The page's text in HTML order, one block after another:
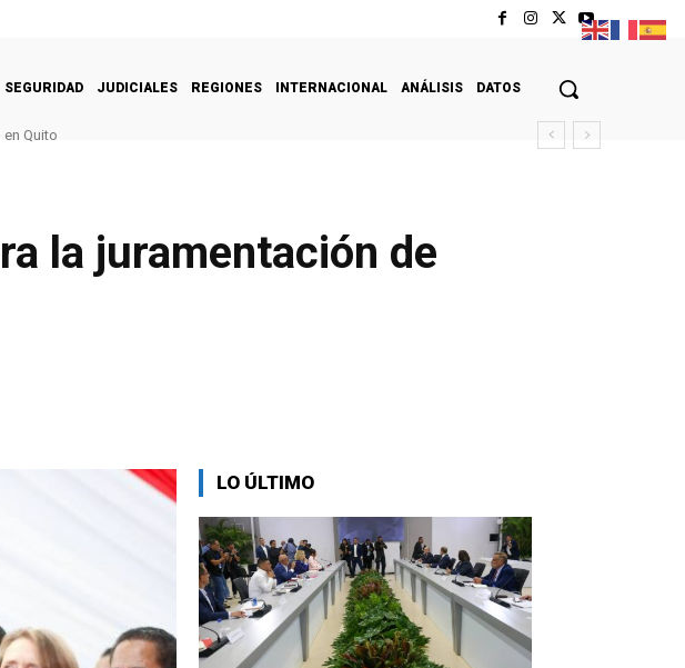
SEGURIDAD JUDICIALES REGIONES INTERNACIONAL ANÁLISIS DATOS
Quito
la juramentación de
LO ÚLTIMO